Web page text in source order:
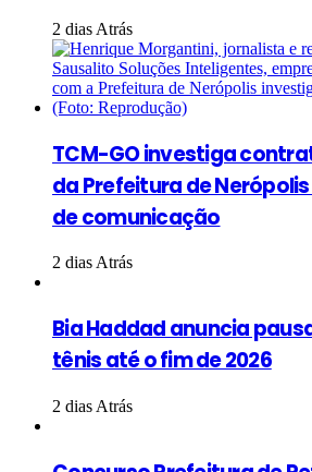
2 dias Atrás
TCM-GO investiga
da Prefeitura de
de comunicação
2 dias Atrás
Bia Haddad anuncia
tênis até o fim de 2026
2 dias Atrás